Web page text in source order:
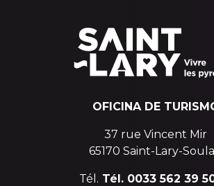
OFICINA DE
37 rue Vincent Mir
65170 Saint-Lary-
Tél. Tél. 0033 562 39